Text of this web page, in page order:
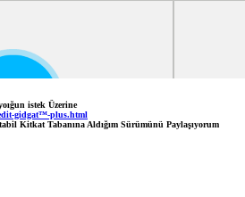
istek Üzerine
gidgat™-plus.html
Kitkat Tabanına Aldığım Sürümünü Paylaşıyorum